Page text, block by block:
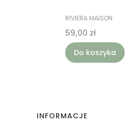
PRODUCENT
RIVIERA MAISON
Cena
59,00 zł
Do koszyka
Linki w stopce
INFORMACJE